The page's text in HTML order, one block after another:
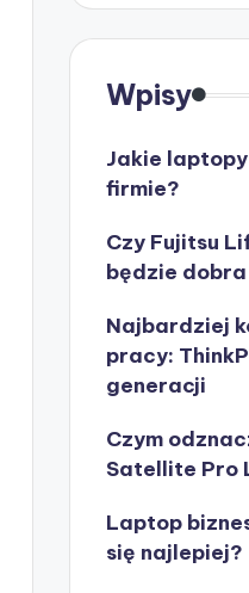
Wpisy
Jakie
firmie?
Czy Fujitsu
będzie
Najbardziej
pracy:
generacji
Czym
Satellite Pro
Laptop
się najlepiej?